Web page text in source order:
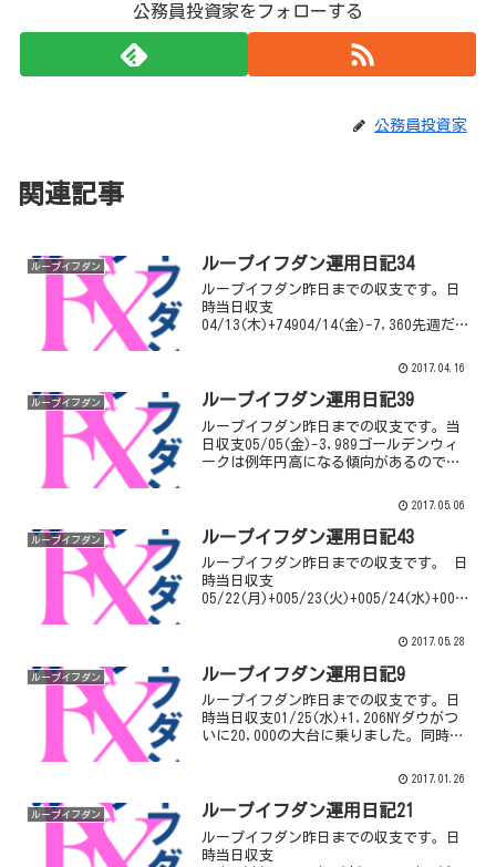
公務員投資家をフォローする
公務員投資家
関連記事
ループイフダン ループイフダン運用日記34
ループイフダン昨日までの収支です。日
時当日収支
04/13(木)+74904/14(金)-7,360先週だけ
スカットが計6回ありました。さすがにこ
れ以上ユーロ円のループイフダンのロン
グを稼働させているとヤ...
2017.04.16
ループイフダン ループイフダン運用日記39
ループイフダン昨日までの収支です。当
日収支05/05(金)-3,989ゴールデンウィ
ークは例年円高になる傾向があるのでシ
が、全然そんなことはなくどんどん円安
に動きましたね。完全に読みが外れまし
た…日曜日は...
2017.05.06
ループイフダン ループイフダン運用日記43
ループイフダン昨日までの収支です。 日
時当日収支
05/22(月)+005/23(火)+005/24(水)+005/
フダンを復活させる頃合いでしょうか…
しよ...
2017.05.28
ループイフダン ループイフダン運用日記9
ループイフダン昨日までの収支です。日
時当日収支01/25(水)+1,206NYダウがつ
いに20,000の大台に乗りました。同時に
慢です。累計確定利益¥ 13,488ＦＸの自
2017.01.26
ループイフダン ループイフダン運用日記21
ループイフダン昨日までの収支です。日
時当日収支